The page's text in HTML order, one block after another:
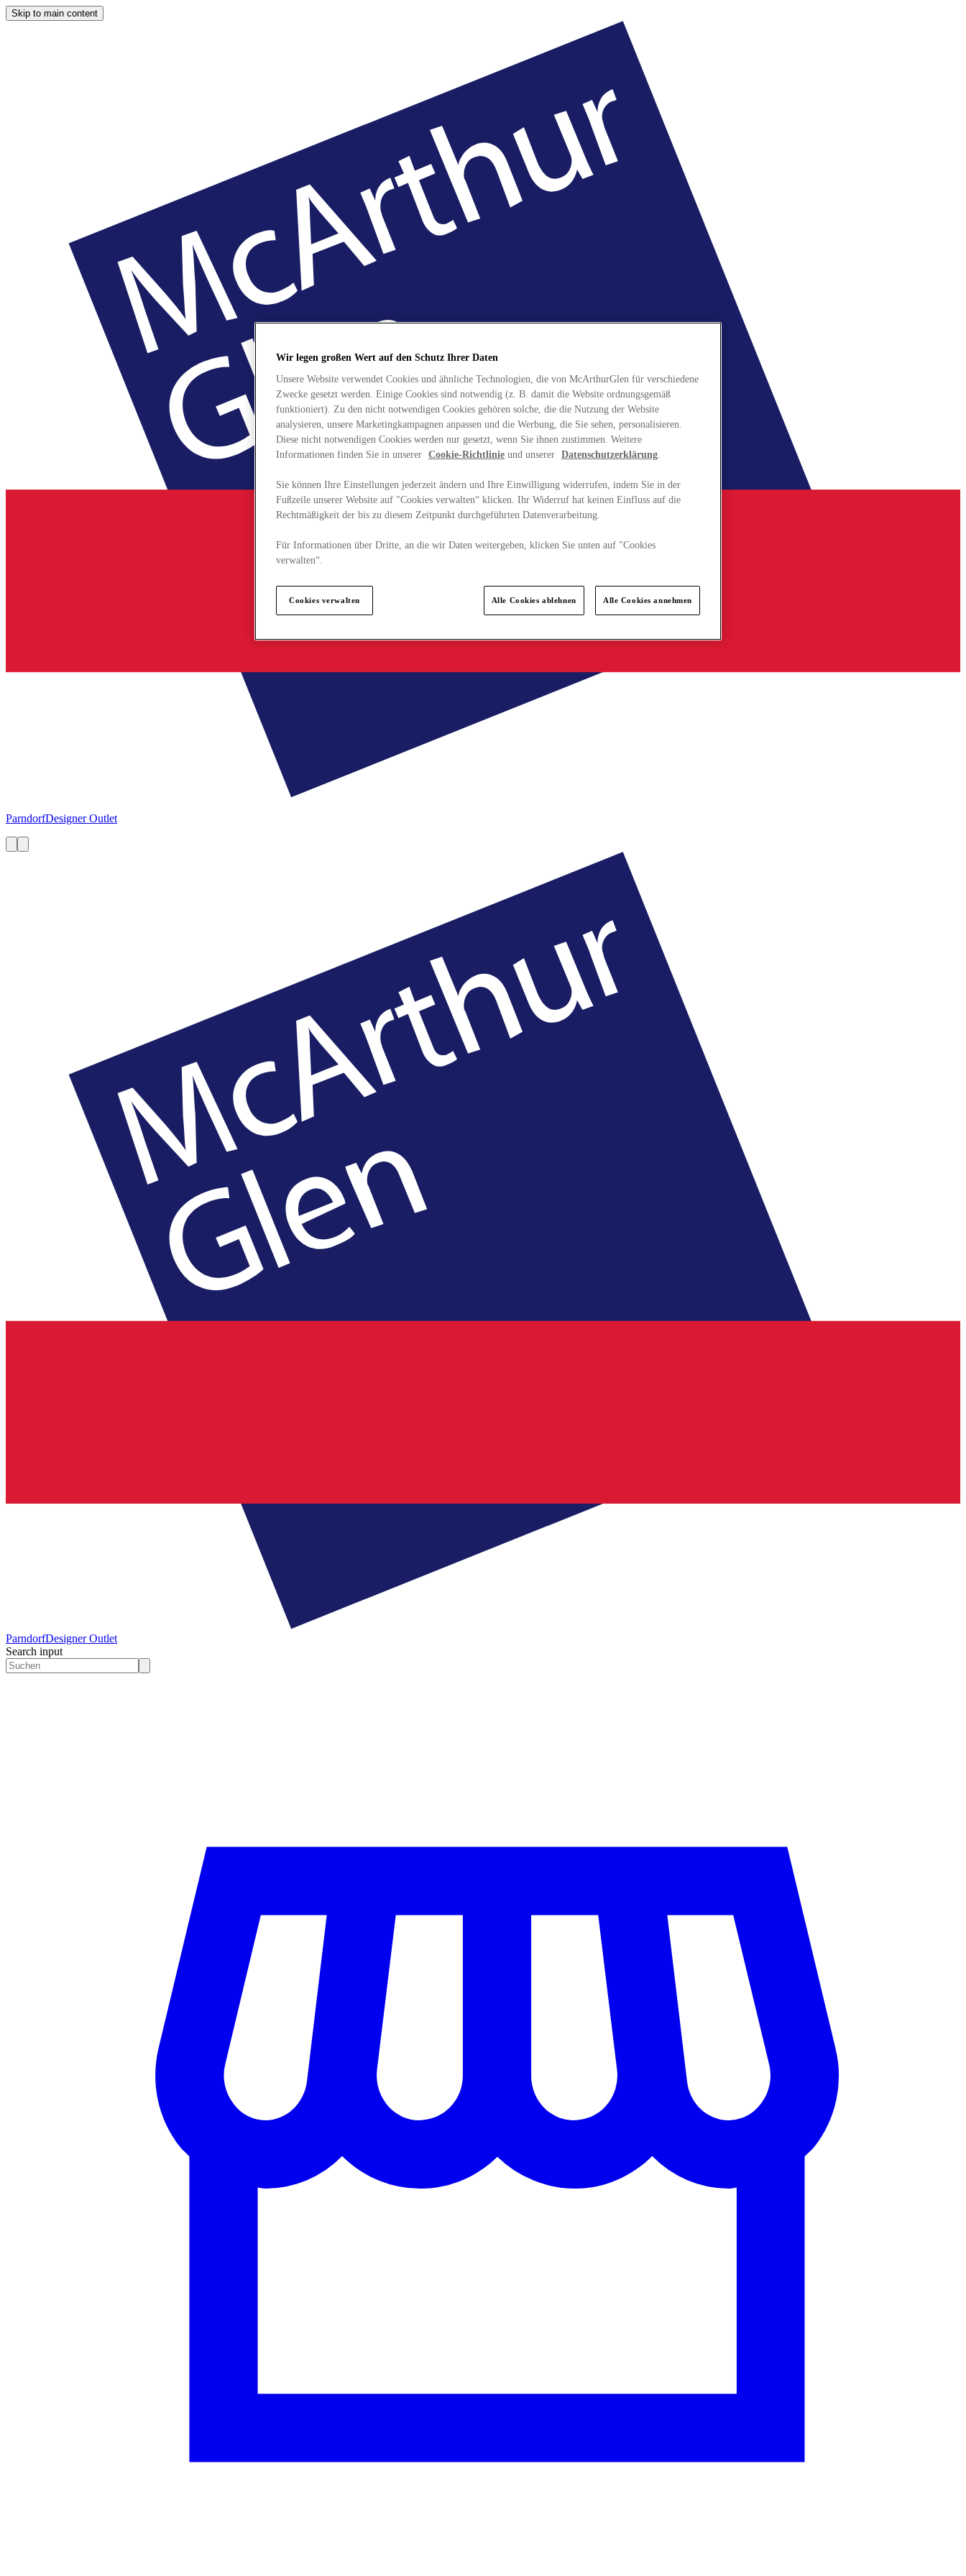
Skip to main content
ParndorfDesigner Outlet
ParndorfDesigner Outlet
Search input
Wir legen großen Wert auf den Schutz Ihrer Daten
Unsere Website verwendet Cookies und ähnliche Technologien, die von McArthurGlen für verschiedene
Zwecke gesetzt werden. Einige Cookies sind notwendig (z. B. damit die Website ordnungsgemäß
funktioniert). Zu den nicht notwendigen Cookies gehören solche, die die Nutzung der Website
analysieren, unsere Marketingkampagnen anpassen und die Werbung, die Sie sehen, personalisieren.
Diese nicht notwendigen Cookies werden nur gesetzt, wenn Sie ihnen zustimmen. Weitere
Informationen finden Sie in unserer Cookie-Richtlinie und unserer Datenschutzerklärung.
Sie können Ihre Einstellungen jederzeit ändern und Ihre Einwilligung widerrufen, indem Sie in der
Fußzeile unserer Website auf "Cookies verwalten“ klicken. Ihr Widerruf hat keinen Einfluss auf die
Rechtmäßigkeit der bis zu diesem Zeitpunkt durchgeführten Datenverarbeitung.
Für Informationen über Dritte, an die wir Daten weitergeben, klicken Sie unten auf "Cookies
verwalten“.
Cookies verwalten Alle Cookies ablehnen Alle Cookies annehmen